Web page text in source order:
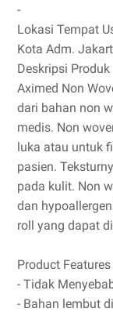
-
Lokasi Tempat
Kota Adm.
Deskripsi Produk
Aximed Non
dari bahan non
medis. Non
luka atau untuk
pasien.
pada kulit. Non
dan
roll yang dapat
Product Features
- Tidak
- Bahan lembut